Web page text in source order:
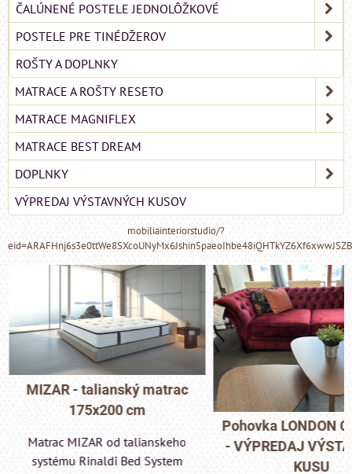
ČALÚNENÉ POSTELE JEDNOLÔŽKOVÉ
POSTELE PRE TINÉDŽEROV
ROŠTY A DOPLNKY
MATRACE A ROŠTY RESETO
MATRACE MAGNIFLEX
MATRACE BEST DREAM
DOPLNKY
VÝPREDAJ VÝSTAVNÝCH KUSOV
mobiliainteriorstudio/?
MIZAR - talianský matrac
175x200 cm
Matrac MIZAR od talianskeho
systému Rinaldi Bed System
Pohovka LONDON
- VÝPREDAJ
KUSU